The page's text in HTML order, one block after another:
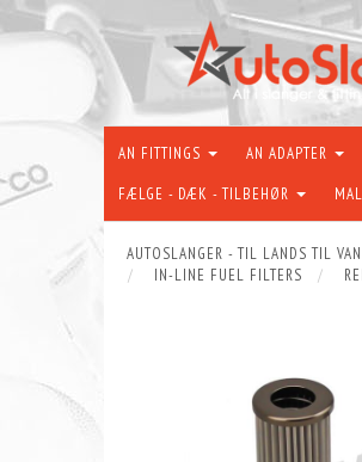
AN FITTINGS AN ADAPTER
FÆLGE - DÆK - TILBEHØR
AUTOSLANGER - TIL LANDS TIL
IN-LINE FUEL FILTERS